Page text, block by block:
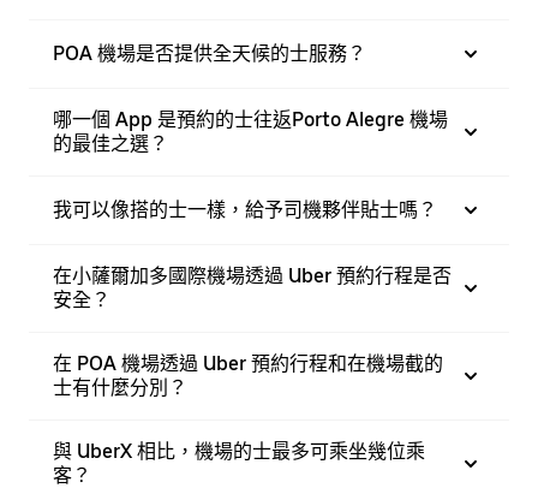
POA 機場是否提供全天候的士服務？
哪一個 App 是預約的士往返Porto Alegre 機場
的最佳之選？
我可以像搭的士一樣，給予司機夥伴貼士嗎？
在小薩爾加多國際機場透過 Uber 預約行程是否
安全？
在 POA 機場透過 Uber 預約行程和在機場截的
士有什麼分別？
與 UberX 相比，機場的士最多可乘坐幾位乘
客？